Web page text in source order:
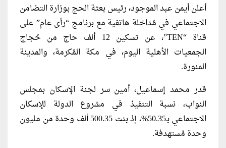
أعلن أيمن عبد الموجود، رئيس بعثة الحج بوزارة التضامن
الاجتماعي في مُداخلة هاتفية مع برنامج “رأى عام” على
قناة “TEN”، عن تسكين 12 ألف حاج من حُجاج
الجمعيات الأهلية اليوم، في مكة المُكرمة، والمدينة
المنورة.
قدر محمد إسماعيل، أمين سر لجنة الإسكان بمجلس
النواب، نسبة التنفيذ في مشروع الدولة للإسكان
الاجتماعي بـ50.35%، إذ بنت 500.35 ألف وحدة من مليون
وحدة مُستهدفة.